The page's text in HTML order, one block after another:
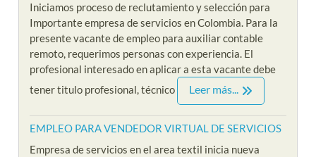
Iniciamos proceso de reclutamiento y selección para
Importante empresa de servicios en Colombia. Para la
presente vacante de empleo para auxiliar contable
remoto, requerimos personas con experiencia. El
profesional interesado en aplicar a esta vacante debe
tener titulo profesional, técnico
Leer más...
EMPLEO PARA VENDEDOR VIRTUAL DE SERVICIOS
Empresa de servicios en el area textil inicia nueva